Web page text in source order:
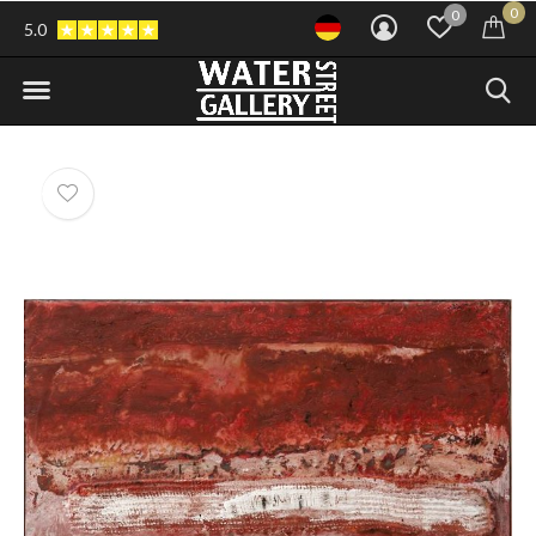
0 0
5.0